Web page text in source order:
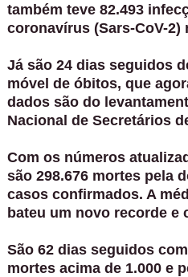
também teve 82.493
coronavírus (Sars-CoV-2)
Já são 24 dias seguidos
móvel de óbitos, que
dados são do
Nacional de Secretários
Com os números
são 298.676 mortes pela
casos confirmados. A
bateu um novo recorde e
São 62 dias seguidos
mortes acima de 1.000 e